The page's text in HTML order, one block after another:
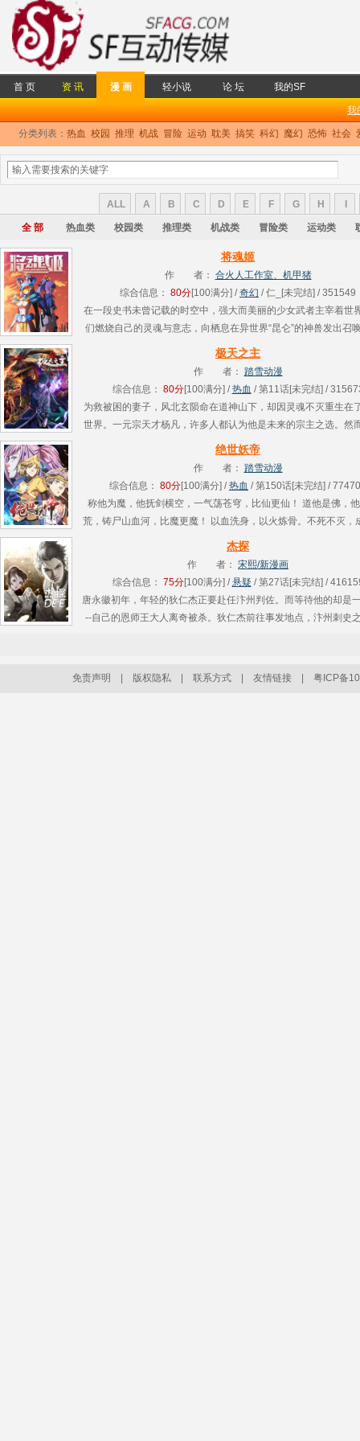
首 页 资 讯 漫 画 轻小说 论 坛 我的SF
我
分类列表： 热血 校园 推理 机战 冒险 运动 耽美 搞笑 科幻 魔幻 恐怖 社会
ALL A B C D E F G H
全 部 热血类 校园类 推理类 机战类 冒险类 运动类
将魂姬
作 者： 合火人工作室、机甲猪
综合信息： 80分[100满分] /奇幻 / 仁_[未完结] / 351549
在一段史书未曾记载的时空中，强大而美丽的少女武者主宰着世
们燃烧自己的灵魂与意志，向栖息在异世界“昆仑”的神兽发出召
以拟态机械生命体的形式降临，与少女订下契约，成为机械甲冑
极天之主
作 者： 踏雪动漫
综合信息： 80分[100满分] /热血 / 第11话[未完结] /
为救被困的妻子，风北玄陨命在道神山下，却因灵魂不灭重生在
世界。一元宗天才杨凡，许多人都认为他是未来的宗主之选。然
一次比试中却陷入了罗仲的阴谋，不幸身亡，就在杨凡的灵魂渐
绝世妖帝
作 者： 踏雪动漫
综合信息： 80分[100满分] /热血 / 第150话[未完结] /
称他为魔，他抚剑横空，一气荡苍穹，比仙更仙！ 道他是佛，
荒，铸尸山血河，比魔更魔！ 以血洗身，以火炼骨。不死不灭，
妖道！ 少年林枫自困境中崛起，偶得鸿蒙妖种，成为天地间
杰探
作 者： 宋熙/新漫画
综合信息： 75分[100满分] /悬疑 / 第27话[未完结] /
唐永徽初年，年轻的狄仁杰正要赴任汴州判佐。而等待他的却是
--自己的恩师王大人离奇被杀。狄仁杰前往事发地点，汴州刺史
免责声明 版权隐私 联系方式 友情链接 粤ICP备